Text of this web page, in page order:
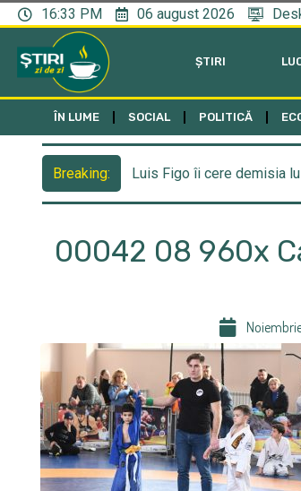
16:33 PM 06 august 2026
ȘTIRI
ÎN LUME SOCIAL POLITICĂ
Breaking: Luis Figo îi cere demisia
00042 08 960x